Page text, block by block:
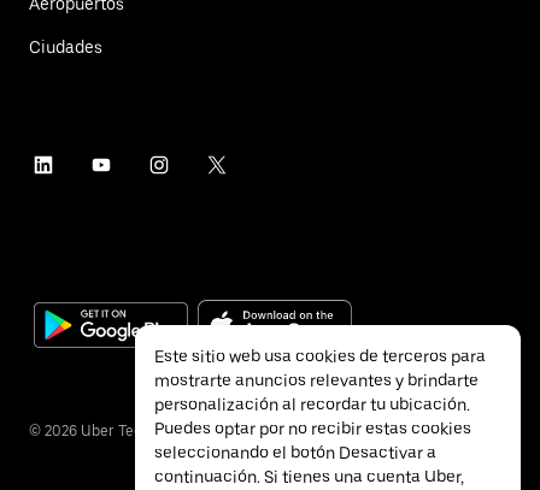
Ciudades
© 2026 Uber Technologies Inc.
Este sitio web usa cookies de terceros para
mostrarte anuncios relevantes y brindarte
personalización al recordar tu ubicación.
Puedes optar por no recibir estas cookies
seleccionando el botón Desactivar a
continuación. Si tienes una cuenta Uber,